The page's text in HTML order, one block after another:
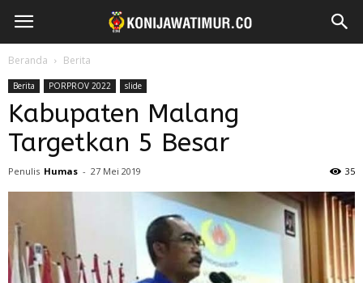
Beranda Berita
Berita PORPROV 2022 slide
Kabupaten Malang
Targetkan 5 Besar
Penulis Humas - 27 Mei 2019 35